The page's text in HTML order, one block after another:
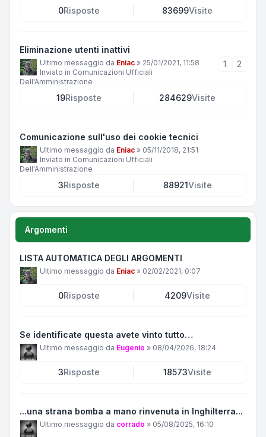
0Risposte 83699Visite
Eliminazione utenti inattivi
Ultimo messaggio da Eniac » 25/01/2021, 11:58
Inviato in Comunicazioni Ufficiali
Dell'Amministrazione
1 2
19Risposte 284629Visite
Comunicazione sull'uso dei cookie tecnici
Ultimo messaggio da Eniac » 05/11/2018, 21:51
Inviato in Comunicazioni Ufficiali
Dell'Amministrazione
3Risposte 88921Visite
Argomenti
LISTA AUTOMATICA DEGLI ARGOMENTI
Ultimo messaggio da Eniac » 02/02/2021, 0:07
0Risposte 4209Visite
Se identificate questa avete vinto tutto…
Ultimo messaggio da Eugenio » 08/04/2026, 18:24
3Risposte 18573Visite
...una strana bomba a mano rinvenuta in Inghilterra...
Ultimo messaggio da corrado » 05/08/2025, 16:10